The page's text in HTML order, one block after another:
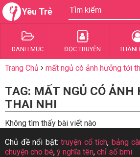
Yêu Trẻ
DANH MỤC ĐỌC TRUYỆN
Trang Chủ mất ngủ có ảnh hưởng tới
TAG: MẤT NGỦ CÓ ẢNH
THAI NHI
Không tìm thấy bài viết nào
Chủ đề nổi bật:truyện cổ tích, bảng
chuyện cho bé, ý nghĩa tên, chỉ số bmi